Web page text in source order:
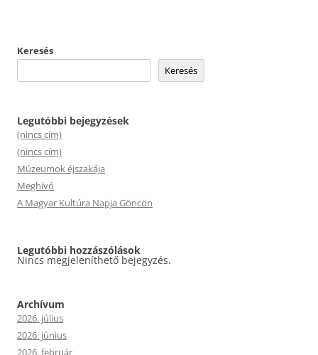
Keresés
Keresés
Legutóbbi bejegyzések
(nincs cím)
(nincs cím)
Múzeumok éjszakája
Meghívó
A Magyar Kultúra Napja Göncön
Legutóbbi hozzászólások
Nincs megjeleníthető bejegyzés.
Archívum
2026. július
2026. június
2026. február